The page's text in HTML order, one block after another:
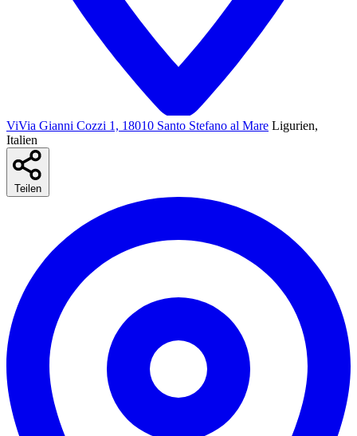
ViVia Gianni Cozzi 1, 18010 Santo Stefano al Mare Ligurien,
Italien
Teilen